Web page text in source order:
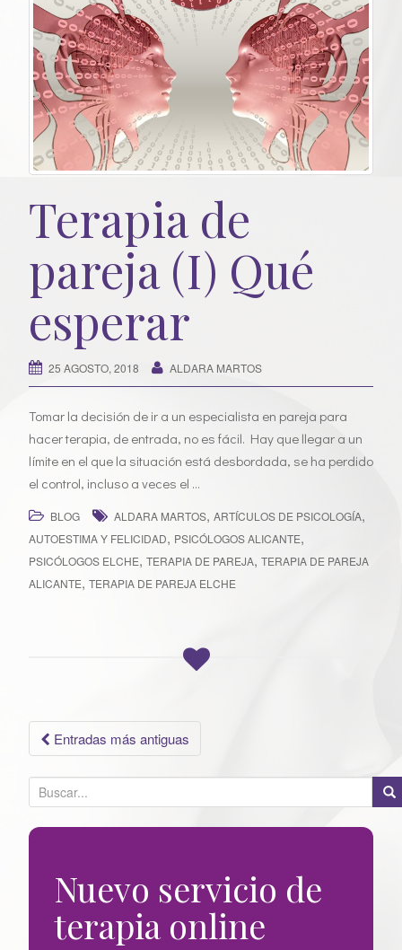
Terapia de
pareja (I) Qué
esperar
25 AGOSTO, 2018 ALDARA MARTOS
Tomar la decisión de ir a un especialista en pareja para
hacer terapia, de entrada, no es fácil. Hay que llegar a un
límite en el que la situación está desbordada, se ha perdido
el control, incluso a veces el …
BLOG ALDARA MARTOS, ARTÍCULOS DE PSICOLOGÍA,
AUTOESTIMA Y FELICIDAD, PSICÓLOGOS ALICANTE,
PSICÓLOGOS ELCHE, TERAPIA DE PAREJA, TERAPIA DE PAREJA
ALICANTE, TERAPIA DE PAREJA ELCHE
Ir
a
las
entradas
Entradas más antiguas
u
s
Nuevo servicio de
terapia online